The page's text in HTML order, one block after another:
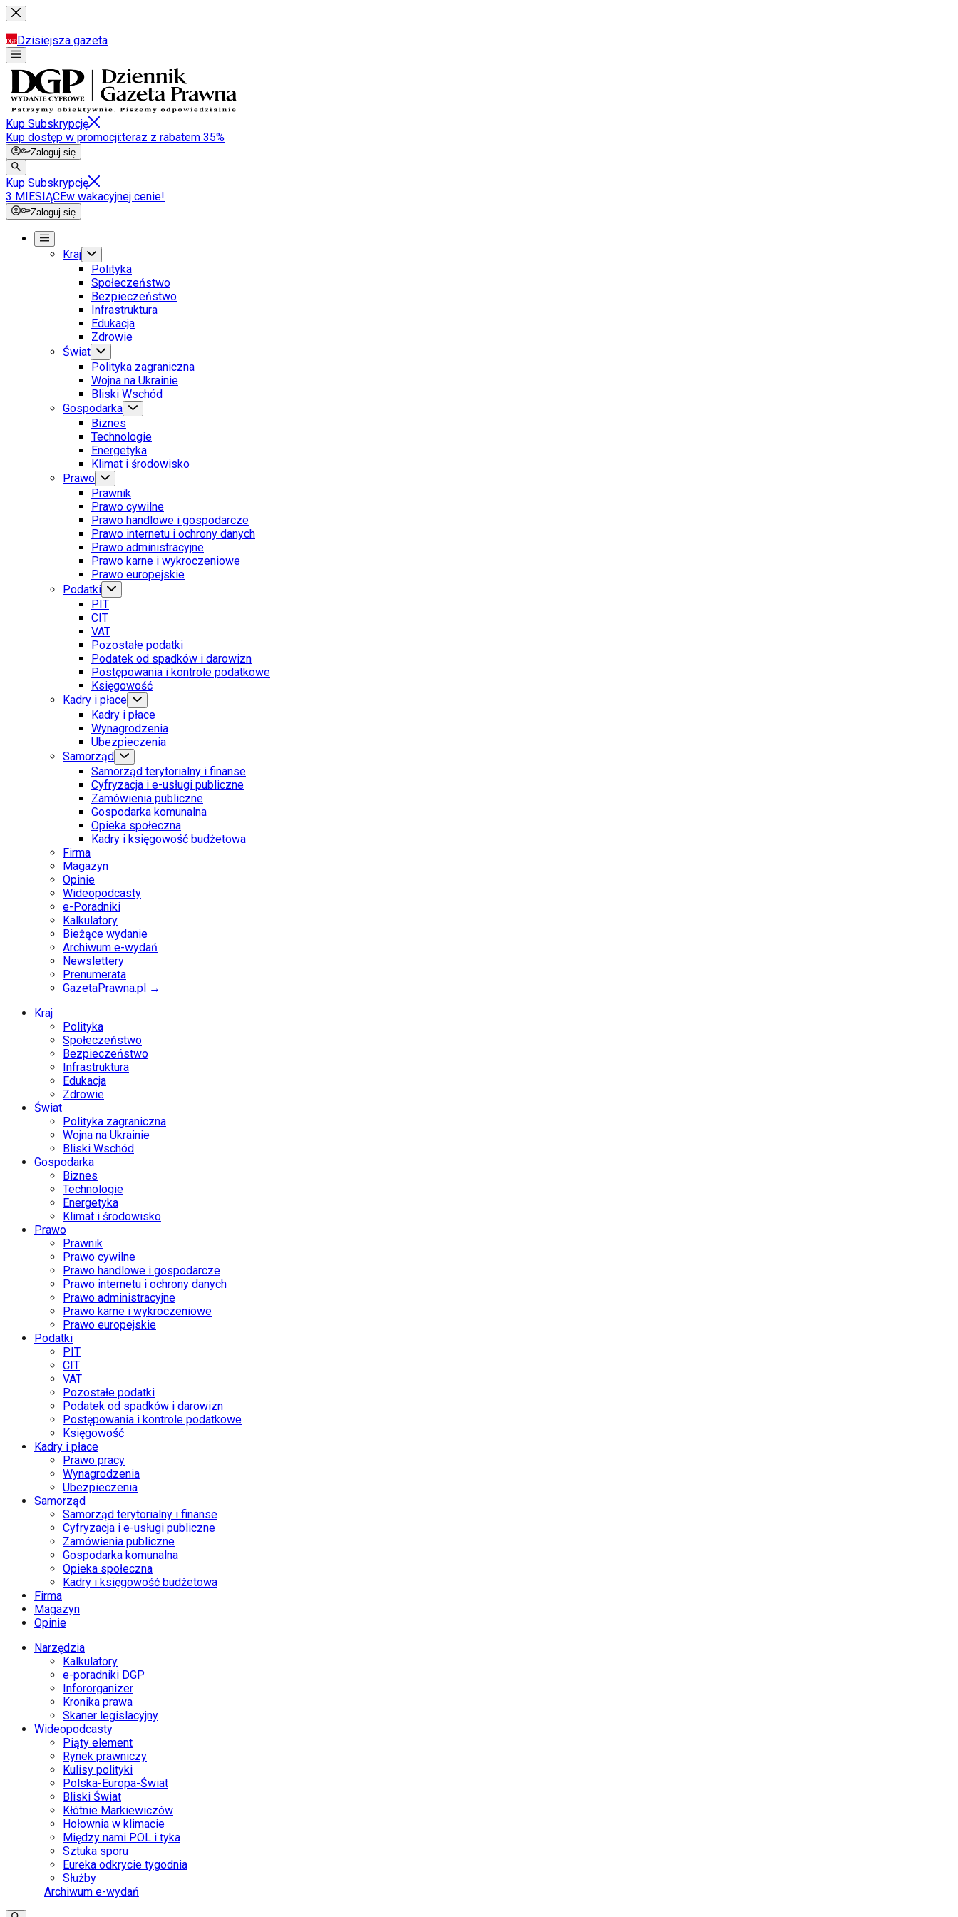
Dzisiejsza gazeta
Kup Subskrypcję
Kup dostęp w promocji:teraz z rabatem 35%
Zaloguj się
Kup Subskrypcję
3 MIESIĄCEw wakacyjnej cenie!
Zaloguj się
Kraj
Polityka
Społeczeństwo
Bezpieczeństwo
Infrastruktura
Edukacja
Zdrowie
Świat
Polityka zagraniczna
Wojna na Ukrainie
Bliski Wschód
Gospodarka
Biznes
Technologie
Energetyka
Klimat i środowisko
Prawo
Prawnik
Prawo cywilne
Prawo handlowe i gospodarcze
Prawo internetu i ochrony danych
Prawo administracyjne
Prawo karne i wykroczeniowe
Prawo europejskie
Podatki
PIT
CIT
VAT
Pozostałe podatki
Podatek od spadków i darowizn
Postępowania i kontrole podatkowe
Księgowość
Kadry i płace
Kadry i płace
Wynagrodzenia
Ubezpieczenia
Samorząd
Samorząd terytorialny i finanse
Cyfryzacja i e-usługi publiczne
Zamówienia publiczne
Gospodarka komunalna
Opieka społeczna
Kadry i księgowość budżetowa
Firma
Magazyn
Opinie
Wideopodcasty
e-Poradniki
Kalkulatory
Bieżące wydanie
Archiwum e-wydań
Newslettery
Prenumerata
GazetaPrawna.pl →
Kraj
Polityka
Społeczeństwo
Bezpieczeństwo
Infrastruktura
Edukacja
Zdrowie
Świat
Polityka zagraniczna
Wojna na Ukrainie
Bliski Wschód
Gospodarka
Biznes
Technologie
Energetyka
Klimat i środowisko
Prawo
Prawnik
Prawo cywilne
Prawo handlowe i gospodarcze
Prawo internetu i ochrony danych
Prawo administracyjne
Prawo karne i wykroczeniowe
Prawo europejskie
Podatki
PIT
CIT
VAT
Pozostałe podatki
Podatek od spadków i darowizn
Postępowania i kontrole podatkowe
Księgowość
Kadry i płace
Prawo pracy
Wynagrodzenia
Ubezpieczenia
Samorząd
Samorząd terytorialny i finanse
Cyfryzacja i e-usługi publiczne
Zamówienia publiczne
Gospodarka komunalna
Opieka społeczna
Kadry i księgowość budżetowa
Firma
Magazyn
Opinie
Narzędzia
Kalkulatory
e-poradniki DGP
Infororganizer
Kronika prawa
Skaner legislacyjny
Wideopodcasty
Piąty element
Rynek prawniczy
Kulisy polityki
Polska-Europa-Świat
Bliski Świat
Kłótnie Markiewiczów
Hołownia w klimacie
Między nami POL i tyka
Sztuka sporu
Eureka odkrycie tygodnia
Służby
Archiwum e-wydań